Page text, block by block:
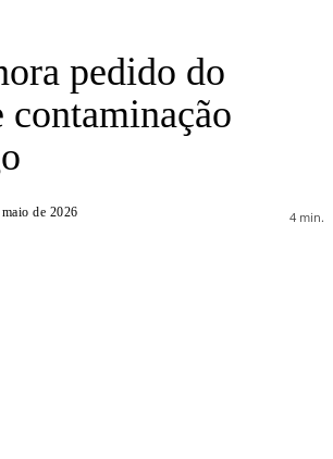
pedido do
contaminação
de 2026 4 min.